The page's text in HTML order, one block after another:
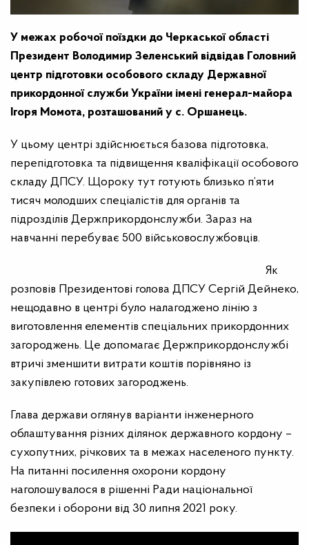
У межах робочої поїздки до Черкаської області
Президент Володимир Зеленський відвідав Головний
центр підготовки особового складу Державної
прикордонної служби України імені генерал-майора
Ігоря Момота, розташований у с. Оршанець.
У цьому центрі здійснюється базова підготовка,
перепідготовка та підвищення кваліфікації особового
складу ДПСУ. Щороку тут готують близько п’яти
тисяч молодших спеціалістів для органів та
підрозділів Держприкордонслужби. Зараз на
навчанні перебуває 500 військовослужбовців.
Як
розповів Президентові голова ДПСУ Сергій Дейнеко,
нещодавно в центрі було налагоджено лінію з
виготовлення елементів спеціальних прикордонних
загороджень. Це допомагає Держприкордонслужбі
втричі зменшити витрати коштів порівняно із
закупівлею готових загороджень.
Глава держави оглянув варіанти інженерного
облаштування різних ділянок державного кордону –
сухопутних, річкових та в межах населеного пункту.
На питанні посилення охорони кордону
наголошувалося в рішенні Ради національної
безпеки і оборони від 30 липня 2021 року.